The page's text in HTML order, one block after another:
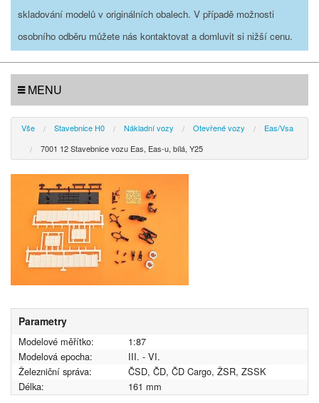
skladování modelů v originálních obalech. V případě možnosti
osobního odběru můžete nás kontaktovat a domluvit si nižší cenu.
MENU
Vše Stavebnice H0 Nákladní vozy Otevřené vozy
Eas/Vsa
7001 12 Stavebnice vozu Eas, Eas-u, bílá, Y25
Parametry
Modelové měřítko:
1:87
Modelová epocha:
III. - VI.
Železniční správa:
ČSD, ČD, ČD Cargo, ŽSR, ZSSK
Délka:
161 mm